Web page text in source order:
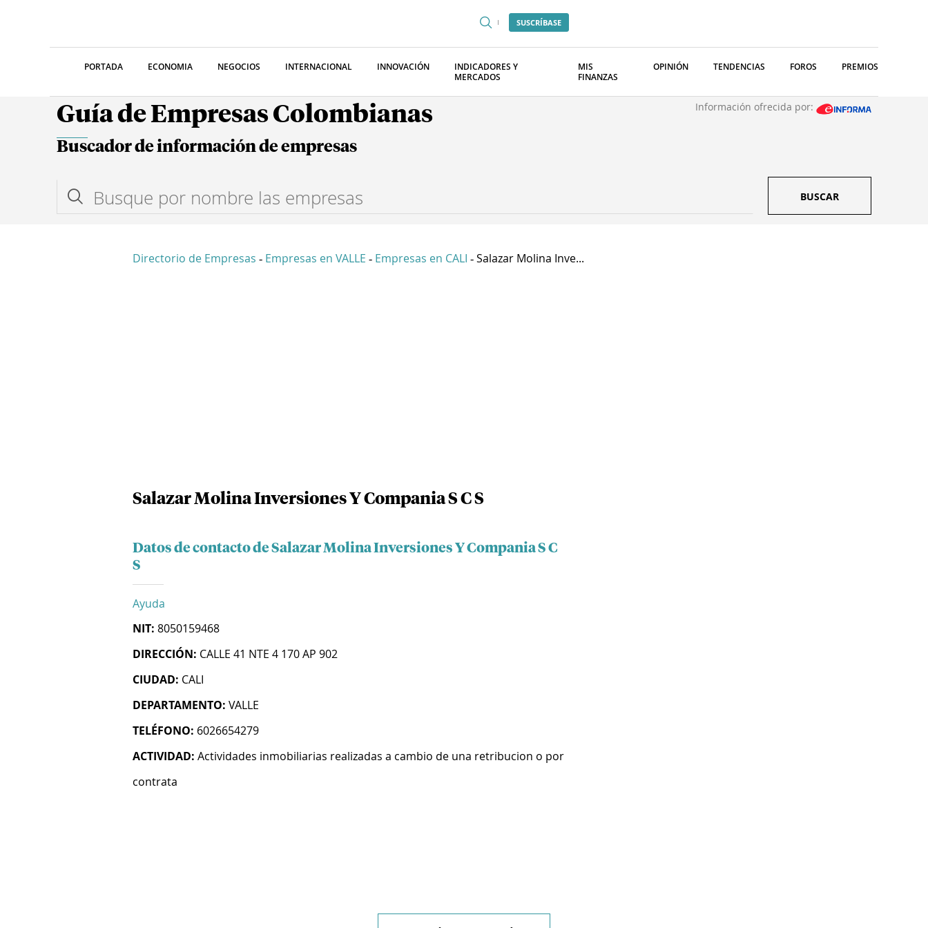
SUSCRÍBASE
PORTADA ECONOMIA NEGOCIOS INTERNACIONAL INNOVACIÓN
INDICADORES Y
MERCADOS
MIS
FINANZAS
OPINIÓN TENDENCIAS FOROS PREMIOS
Guía de Empresas Colombianas Información ofrecida por:
Buscador de información de empresas
BUSCAR
Directorio de Empresas - Empresas en VALLE - Empresas en CALI - Salazar Molina Inve...
Salazar Molina Inversiones Y Compania S C S
Datos de contacto de Salazar Molina Inversiones Y Compania S C
S
Ayuda
NIT: 8050159468
DIRECCIÓN: CALLE 41 NTE 4 170 AP 902
CIUDAD: CALI
DEPARTAMENTO: VALLE
TELÉFONO: 6026654279
ACTIVIDAD: Actividades inmobiliarias realizadas a cambio de una retribucion o por
contrata